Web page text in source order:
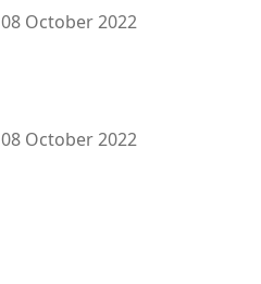
08 October 2022
08 October 2022